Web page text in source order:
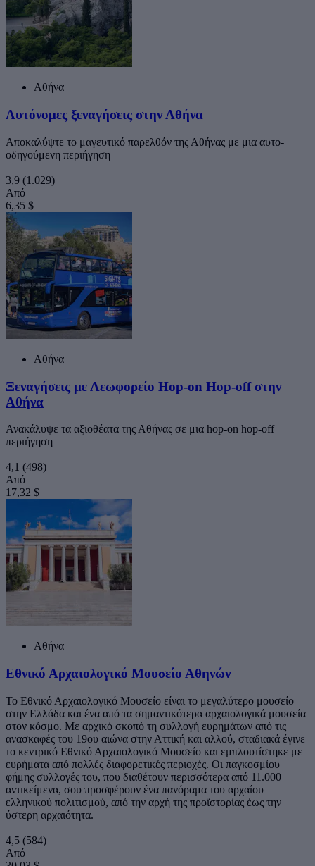
Αθήνα
Αυτόνομες ξεναγήσεις στην Αθήνα
Αποκαλύψτε το μαγευτικό παρελθόν της Αθήνας με μια αυτο-
οδηγούμενη περιήγηση
3,9 (1.029)
Από
6,35 $
Αθήνα
Ξεναγήσεις με Λεωφορείο Hop-on Hop-off στην
Αθήνα
Ανακάλυψε τα αξιοθέατα της Αθήνας σε μια hop-on hop-off
περιήγηση
4,1 (498)
Από
17,32 $
Αθήνα
Εθνικό Αρχαιολογικό Μουσείο Αθηνών
Το Εθνικό Αρχαιολογικό Μουσείο είναι το μεγαλύτερο μουσείο
στην Ελλάδα και ένα από τα σημαντικότερα αρχαιολογικά μουσεία
στον κόσμο. Με αρχικό σκοπό τη συλλογή ευρημάτων από τις
ανασκαφές του 19ου αιώνα στην Αττική και αλλού, σταδιακά έγινε
το κεντρικό Εθνικό Αρχαιολογικό Μουσείο και εμπλουτίστηκε με
ευρήματα από πολλές διαφορετικές περιοχές. Οι παγκοσμίου
φήμης συλλογές του, που διαθέτουν περισσότερα από 11.000
αντικείμενα, σου προσφέρουν ένα πανόραμα του αρχαίου
ελληνικού πολιτισμού, από την αρχή της προϊστορίας έως την
ύστερη αρχαιότητα.
4,5 (584)
Από